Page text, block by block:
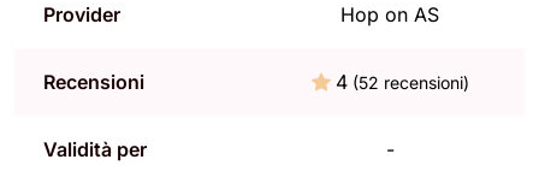
Provider Hop on AS
Recensioni 4 (52 recensioni)
Validità per -